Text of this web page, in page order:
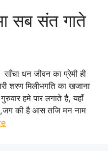
सब संत गाते
धन जीवन का प्रेमी ही
शरण मिलीभगति का खजाना
हमे पार लगाते है, यहाँ
की है आस तजि मन नाम